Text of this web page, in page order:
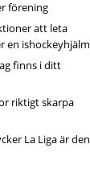
förening
att leta
en ishockeyhjälm
finns i ditt
riktigt skarpa
La Liga är den